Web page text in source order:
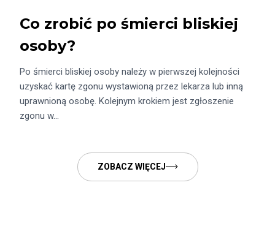
Co zrobić po śmierci bliskiej
osoby?
Po śmierci bliskiej osoby należy w pierwszej kolejności
uzyskać kartę zgonu wystawioną przez lekarza lub inną
uprawnioną osobę. Kolejnym krokiem jest zgłoszenie
zgonu w…
ZOBACZ WIĘCEJ